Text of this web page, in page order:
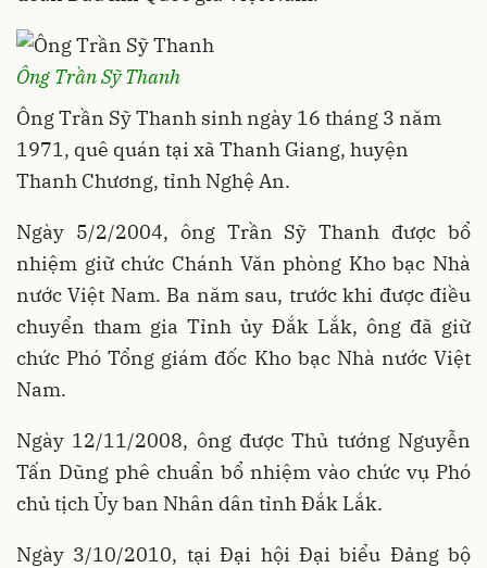
Ông Trần Sỹ Thanh
Ông Trần Sỹ Thanh sinh ngày 16 tháng 3 năm
1971, quê quán tại xã Thanh Giang, huyện
Thanh Chương, tỉnh Nghệ An.
Ngày 5/2/2004, ông Trần Sỹ Thanh được bổ
nhiệm giữ chức Chánh Văn phòng Kho bạc Nhà
nước Việt Nam. Ba năm sau, trước khi được điều
chuyển tham gia Tỉnh ủy Đắk Lắk, ông đã giữ
chức Phó Tổng giám đốc Kho bạc Nhà nước Việt
Nam.
Ngày 12/11/2008, ông được Thủ tướng Nguyễn
Tấn Dũng phê chuẩn bổ nhiệm vào chức vụ Phó
chủ tịch Ủy ban Nhân dân tỉnh Đắk Lắk.
Ngày 3/10/2010, tại Đại hội Đại biểu Đảng bộ